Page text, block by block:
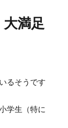
大満足
るそうです
学生（特に